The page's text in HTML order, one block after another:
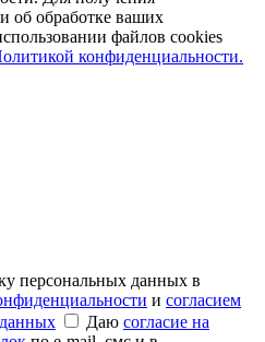
об обработке ваших
файлов cookies
конфиденциальности.
персональных данных в
и согласием
Даю согласие на